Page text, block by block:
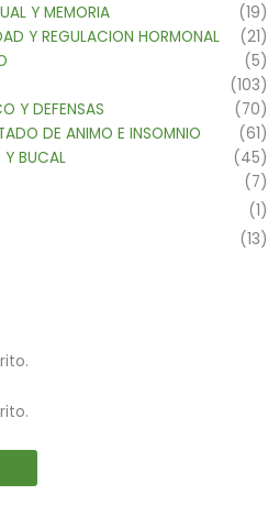
Y MEMORIA
(19)
Y REGULACION HORMONAL
(21)
(5)
(103)
Y DEFENSAS
(70)
DE ANIMO E INSOMNIO
(61)
Y BUCAL
(45)
(7)
(1)
(13)